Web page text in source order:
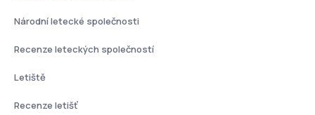
Národní letecké společnosti
Recenze leteckých společností
Letiště
Recenze letišť